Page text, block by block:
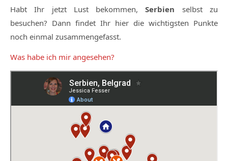
Habt Ihr jetzt Lust bekommen,Serbien
selbst zu
besuchen? Dann findet Ihr hier die wichtigsten Punkte
noch einmal zusammengefasst.
Was habe ich mir angesehen?